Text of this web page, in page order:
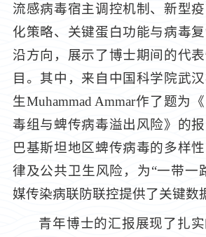
流感病毒宿主调控机制、新型
化策略、关键蛋白功能与病毒
沿方向，展示了博士期间的代
目。其中，来自中国科学院武
生Muhammad Ammar作了题为
毒组与蜱传病毒溢出风险》的
巴基斯坦地区蜱传病毒的多样
律及公共卫生风险，为“一带一
媒传染病联防联控提供了关键数
青年博士的汇报展现了扎